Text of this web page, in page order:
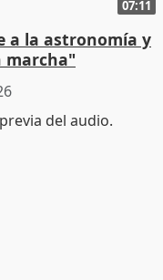
07:11
a la astronomía y
marcha"